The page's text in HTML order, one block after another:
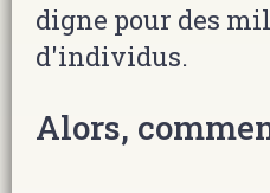
digne pour des
d'individus.
Alors,